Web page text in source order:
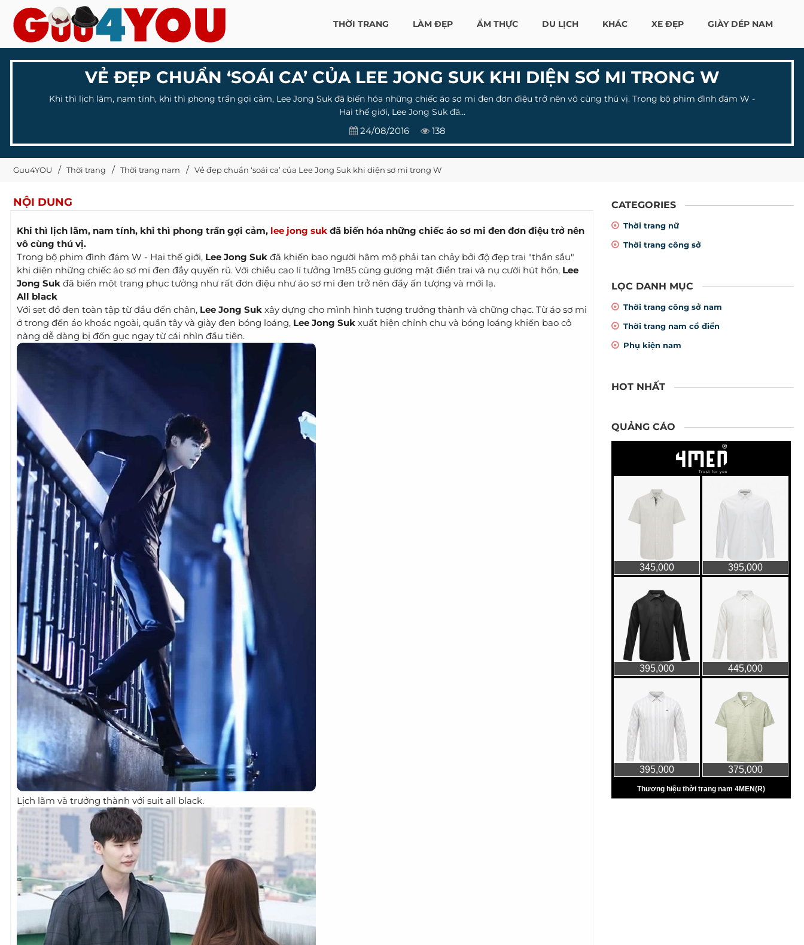
THỜI TRANG LÀM ĐẸP ẨM THỰC DU LỊCH KHÁC XE ĐẸP GIÀY DÉP NAM
VẺ ĐẸP CHUẨN ‘SOÁI CA’ CỦA LEE JONG SUK KHI DIỆN SƠ MI TRONG W
Khi thì lịch lãm, nam tính, khi thì phong trần gợi cảm, Lee Jong Suk đã biến hóa những chiếc áo sơ mi đen đơn điệu trở nên vô cùng thú vị. Trong bộ phim đình đám W -
Hai thế giới, Lee Jong Suk đã...
24/08/2016 138
Guu4YOU Thời trang Thời trang nam Vẻ đẹp chuẩn ‘soái ca’ của Lee Jong Suk khi diện sơ mi trong W
NỘI DUNG
Khi thì lịch lãm, nam tính, khi thì phong trần gợi cảm, lee jong suk đã biến hóa những chiếc áo sơ mi đen đơn điệu trở nên
vô cùng thú vị.
Trong bộ phim đình đám W - Hai thế giới, Lee Jong Suk đã khiến bao người hâm mộ phải tan chảy bởi độ đẹp trai "thần sầu"
khi diện những chiếc áo sơ mi đen đầy quyến rũ. Với chiều cao lí tưởng 1m85 cùng gương mặt điển trai và nụ cười hút hồn, Lee
Jong Suk đã biến một trang phục tưởng như rất đơn điệu như áo sơ mi đen trở nên đầy ấn tượng và mới lạ.
All black
Với set đồ đen toàn tập từ đầu đến chân, Lee Jong Suk xây dựng cho mình hình tượng trưởng thành và chững chạc. Từ áo sơ mi
ở trong đến áo khoác ngoài, quần tây và giày đen bóng loáng, Lee Jong Suk xuất hiện chỉnh chu và bóng loáng khiến bao cô
nàng dễ dàng bị đốn gục ngay từ cái nhìn đầu tiên.
Lịch lãm và trưởng thành với suit all black.
CATEGORIES
Thời trang nữ
Thời trang công sở
LỌC DANH MỤC
Thời trang công sở nam
Thời trang nam cổ điển
Phụ kiện nam
HOT NHẤT
QUẢNG CÁO